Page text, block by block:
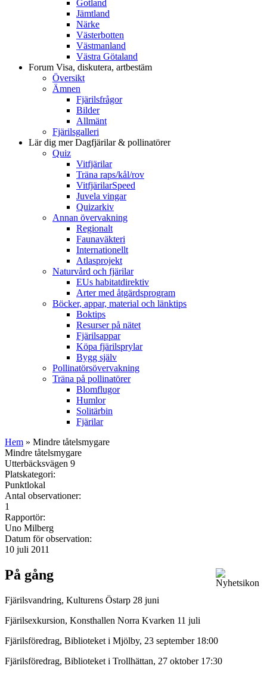
Gotland
Jämtland
Närke
Västerbotten
Västmanland
Västra Götaland
Forum Visa, diskutera, artbestäm
Översikt
Ämnen
Fjärilsfrågor
Bilder
Allmänt
Fjärilsgalleri
Lär dig merDagfjärilar & pollinatörer
Quiz
Vitfjärilar
Träna raps/kål/rov
VitfjärilarSpeed
Juvela vingar
Quizarkiv
Annan övervakning
Regionalt
Faunaväkteri
Internationellt
Atlasprojekt
Naturvård och fjärilar
EUs habitatdirektiv
Arter med åtgärdsprogram
Böcker, appar, material och länktips
Boktips
Resurser på nätet
Fjärilsappar
Köpa fjärilsprylar
Bygg själv
Pollinatörsövervakning
Träna på pollinatörer
Blomflugor
Humlor
Solitärbin
Fjärilar
Hem » Mindre tåtelsmygare
Mindre tåtelsmygare
Utterbäcksvägen 9
Platskategori:
Punktlokal
Antal observationer:
1
Rapportör:
Uno Milberg
Datum för observation:
10 juli 2011
På gång
Fjärilsvandring, Kulturens Östarp 28 juni
Fjärilsexkursion, Konsthallen Norra Kvarken 11 juli
Fjärilsföredrag, Biblioteket i Mjölby, 23 september 18:00
Fjärilsföredrag, Biblioteket i Trollhättan, 27 oktober 17:30